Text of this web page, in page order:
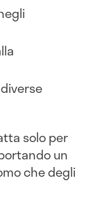
solo per
un
che degli